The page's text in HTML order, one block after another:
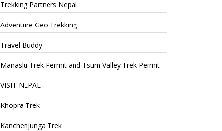
Trekking Partners Nepal
Adventure Geo Trekking
Travel Buddy
Manaslu Trek Permit and Tsum Valley Trek Permit
VISIT NEPAL
Khopra Trek
Kanchenjunga Trek